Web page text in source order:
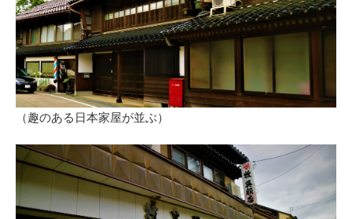
（趣のある日本家屋が並ぶ）